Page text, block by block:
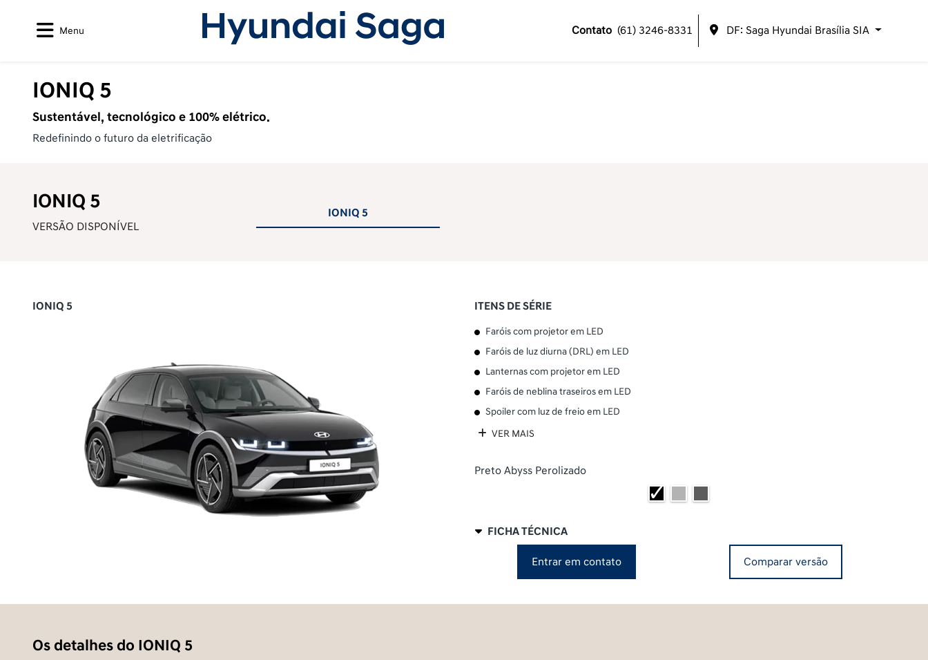
Menu Contato (61) 3246-8331 DF: Saga Hyundai Brasília SIA
IONIQ 5
Sustentável, tecnológico e 100% elétrico.
Redefinindo o futuro da eletrificação
IONIQ 5
VERSÃO DISPONÍVEL
IONIQ 5
IONIQ 5 ITENS DE SÉRIE
Faróis com projetor em LED
Faróis de luz diurna (DRL) em LED
Lanternas com projetor em LED
Faróis de neblina traseiros em LED
Spoiler com luz de freio em LED
VER MAIS
Preto Abyss Perolizado
FICHA TÉCNICA
Entrar em contato Comparar versão
Os detalhes do IONIQ 5